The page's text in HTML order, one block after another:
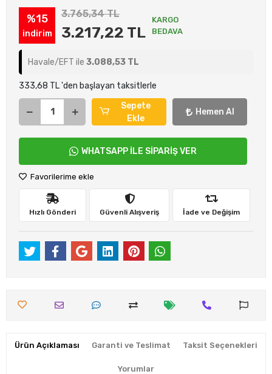
%15
indirim
3.765,34 TL
3.217,22 TL
KARGO
BEDAVA
Havale/EFT ile 3.088,53 TL
333,68 TL 'den başlayan taksitlerle
Sepete
Ekle
Hemen Al
WHATSAPP İLE SİPARİŞ VER
Favorilerime ekle
Hızlı Gönderi Güvenli Alışveriş İade ve Değişim
Ürün Açıklaması Garanti ve Teslimat Taksit Seçenekleri
Yorumlar